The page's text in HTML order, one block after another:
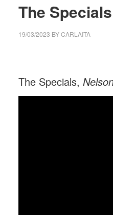
The
19/03/2023 BYCARLAITA
The Specials,